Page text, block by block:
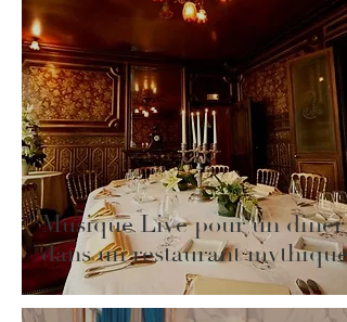
Musique Live pour un diner
dans un restaurant mythique